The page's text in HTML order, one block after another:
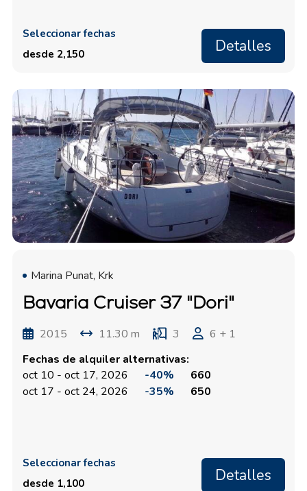
Seleccionar fechas
desde 2,150
Detalles
Marina Punat, Krk
Bavaria Cruiser 37 "Dori"
2015 11.30 m 3
6 + 1
Fechas de alquiler alternativas:
oct 10 - oct 17, 2026
-40%
660
oct 17 - oct 24, 2026
-35% 650
Seleccionar fechas
desde 1,100
Detalles